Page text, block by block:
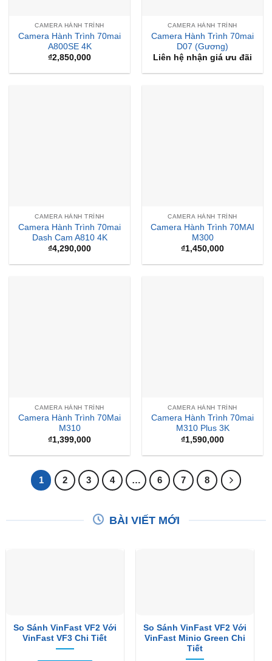
CAMERA HÀNH TRÌNH
Camera Hành Trình 70mai
A800SE 4K
₫2,850,000
CAMERA HÀNH TRÌNH
Camera Hành Trình 70mai
D07 (Gương)
Liên hệ nhận giá ưu đãi
CAMERA HÀNH TRÌNH
Camera Hành Trình 70mai
Dash Cam A810 4K
₫4,290,000
CAMERA HÀNH TRÌNH
Camera Hành Trình 70MAI
M300
₫1,450,000
CAMERA HÀNH TRÌNH
Camera Hành Trình 70Mai
M310
₫1,399,000
CAMERA HÀNH TRÌNH
Camera Hành Trình 70mai
M310 Plus 3K
₫1,590,000
1 2 3 4 … 6 7 8
BÀI VIẾT MỚI
So Sánh VinFast VF2 Với
VinFast VF3 Chi Tiết
So Sánh VinFast VF2 Với
VinFast Minio Green Chi
Tiết